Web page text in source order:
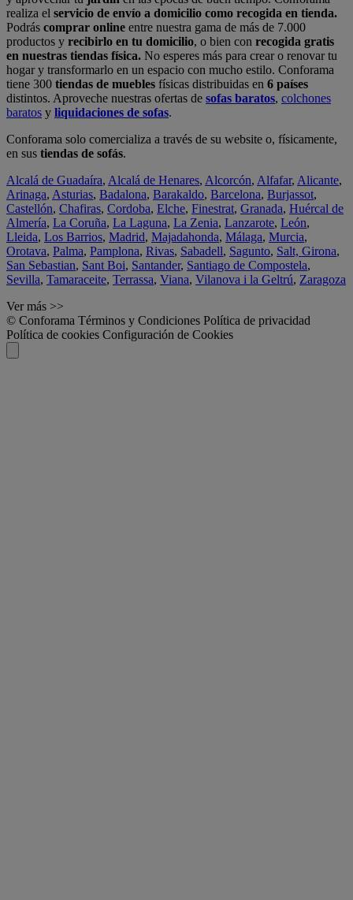
realiza el servicio de envío a domicilio como recogida en tienda.
Podrás comprar online entre nuestra gama de más de 7.000
productos y recibirlo en tu domicilio, o bien con recogida gratis
en nuestras tiendas física. No esperes más para crear o renovar tu
hogar y transformarlo en un espacio con mucho estilo. Conforama
tiene 300 tiendas de muebles físicas distribuidas en 6 países
distintos. Aproveche nuestras ofertas de sofas baratos, colchones
baratos y liquidaciones de sofas.
Conforama solo comercializa a través de su website o, físicamente,
en sus tiendas de sofás.
Alcalá de Guadaíra, Alcalá de Henares, Alcorcón, Alfafar, Alicante,
Arinaga, Asturias, Badalona, Barakaldo, Barcelona, Burjassot,
Castellón, Chafiras, Cordoba, Elche, Finestrat, Granada, Huércal de
Almería, La Coruña, La Laguna, La Zenia, Lanzarote, León,
Lleida, Los Barrios, Madrid, Majadahonda, Málaga, Murcia,
Orotava, Palma, Pamplona, Rivas, Sabadell, Sagunto, Salt, Girona,
San Sebastian, Sant Boi, Santander, Santiago de Compostela,
Sevilla, Tamaraceite, Terrassa, Viana, Vilanova i la Geltrú, Zaragoza
Ver más >>
© Conforama Términos y Condiciones Política de privacidad
Política de cookies Configuración de Cookies